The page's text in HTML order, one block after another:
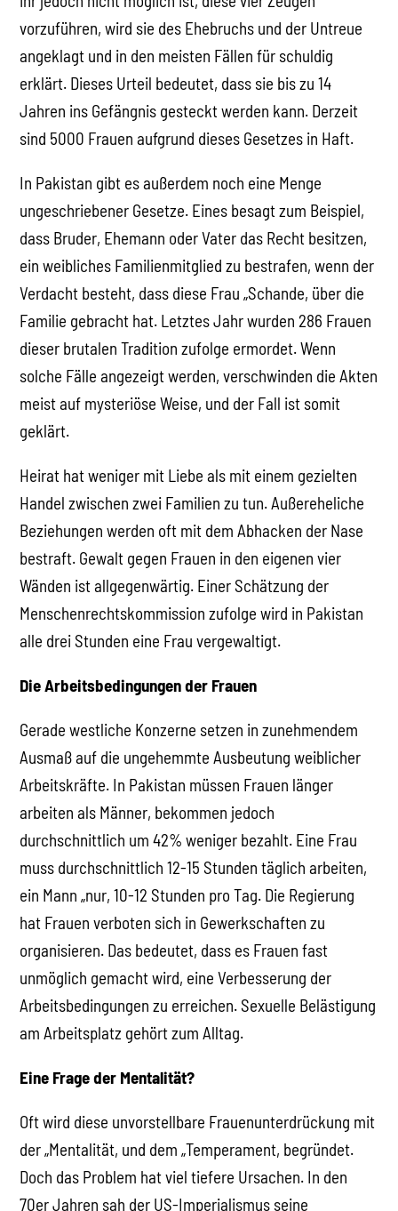
vorzuführen, wird sie des Ehebruchs und der Untreue
angeklagt und in den meisten Fällen für schuldig
erklärt. Dieses Urteil bedeutet, dass sie bis zu 14
Jahren ins Gefängnis gesteckt werden kann. Derzeit
sind 5000 Frauen aufgrund dieses Gesetzes in Haft.
In Pakistan gibt es außerdem noch eine Menge
ungeschriebener Gesetze. Eines besagt zum Beispiel,
dass Bruder, Ehemann oder Vater das Recht besitzen,
ein weibliches Familienmitglied zu bestrafen, wenn der
Verdacht besteht, dass diese Frau „Schande, über die
Familie gebracht hat. Letztes Jahr wurden 286 Frauen
dieser brutalen Tradition zufolge ermordet. Wenn
solche Fälle angezeigt werden, verschwinden die Akten
meist auf mysteriöse Weise, und der Fall ist somit
geklärt.
Heirat hat weniger mit Liebe als mit einem gezielten
Handel zwischen zwei Familien zu tun. Außereheliche
Beziehungen werden oft mit dem Abhacken der Nase
bestraft. Gewalt gegen Frauen in den eigenen vier
Wänden ist allgegenwärtig. Einer Schätzung der
Menschenrechtskommission zufolge wird in Pakistan
alle drei Stunden eine Frau vergewaltigt.
Die Arbeitsbedingungen der Frauen
Gerade westliche Konzerne setzen in zunehmendem
Ausmaß auf die ungehemmte Ausbeutung weiblicher
Arbeitskräfte. In Pakistan müssen Frauen länger
arbeiten als Männer, bekommen jedoch
durchschnittlich um 42% weniger bezahlt. Eine Frau
muss durchschnittlich 12-15 Stunden täglich arbeiten,
ein Mann „nur, 10-12 Stunden pro Tag. Die Regierung
hat Frauen verboten sich in Gewerkschaften zu
organisieren. Das bedeutet, dass es Frauen fast
unmöglich gemacht wird, eine Verbesserung der
Arbeitsbedingungen zu erreichen. Sexuelle Belästigung
am Arbeitsplatz gehört zum Alltag.
Eine Frage der Mentalität?
Oft wird diese unvorstellbare Frauenunterdrückung mit
der „Mentalität, und dem „Temperament, begründet.
Doch das Problem hat viel tiefere Ursachen. In den
70er Jahren sah der US-Imperialismus seine